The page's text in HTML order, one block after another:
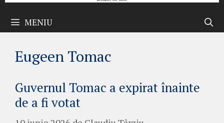
MENIU
Eugeen Tomac
Guvernul Tomac a expirat înainte
de a fi votat